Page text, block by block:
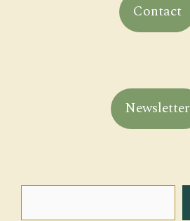
Contact
Newsletter